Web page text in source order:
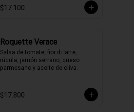
$17.100
Roquette Verace
Salsa de tomate, fior di latte,
rúcula, jamón serrano, queso
parmesano y aceite de oliva.
$17.800